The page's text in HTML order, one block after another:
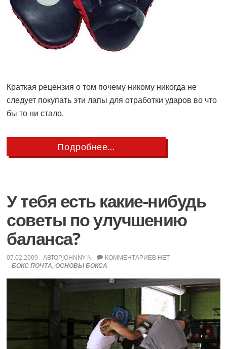
Краткая рецензия о том почему никому никогда не
следует покупать эти лапы для отработки ударов во что
бы то ни стало.
Подробнее…
Краткий
Mantis
Punch
Mitts
У тебя есть какие-нибудь
советы по улучшению
баланса?
07.02.2009 АВТОРJOHNNY N
БОКС ПОЧТА,ОСНОВЫ БОКСА
КОММЕНТАРИЕВ НЕТ